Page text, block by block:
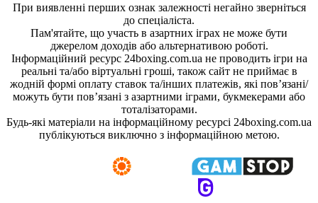
При виявленні перших ознак залежності негайно зверніться
до спеціаліста.
Пам'ятайте, що участь в азартних іграх не може бути
джерелом доходів або альтернативою роботі.
Інформаційний ресурс 24boxing.com.ua не проводить ігри на
реальні та/або віртуальні гроші, також сайт не приймає в
жодній формі оплату ставок та/інших платежів, які пов’язані/
можуть бути пов’язані з азартними іграми, букмекерами або
тоталізаторами.
Будь-які матеріали на інформаційному ресурсі 24boxing.com.ua
публікуються виключно з інформаційною метою.